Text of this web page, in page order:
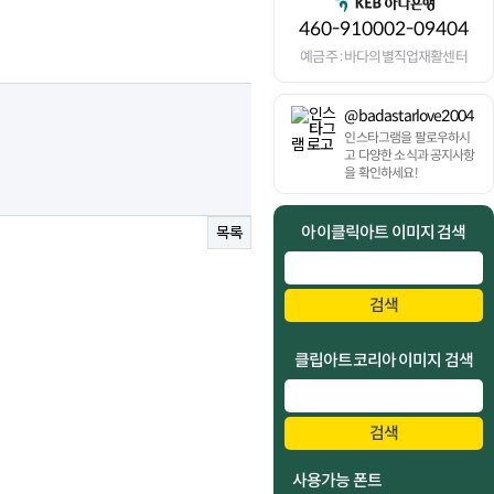
목록
460-910002-09404
예금주 : 바다의별직업재활센터
@badastarlove2004
인스타그램을 팔로우하시
고 다양한 소식과 공지사항
을 확인하세요!
아이클릭아트 이미지 검색
검색
클립아트코리아 이미지 검색
검색
사용가능 폰트